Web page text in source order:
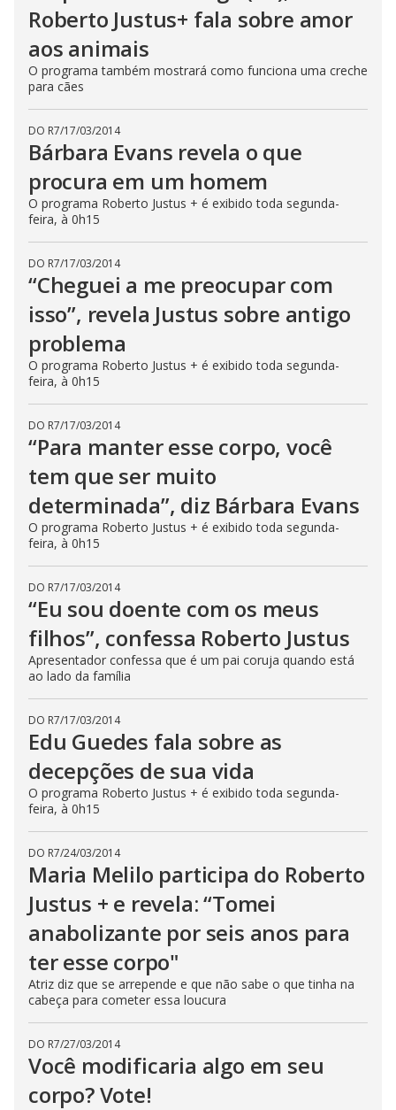
Roberto Justus+ fala sobre amor
aos animais
O programa também mostrará como funciona uma creche
para cães
DO R7/17/03/2014
Bárbara Evans revela o que
procura em um homem
O programa Roberto Justus + é exibido toda segunda-
feira, à 0h15
DO R7/17/03/2014
“Cheguei a me preocupar com
isso”, revela Justus sobre antigo
problema
O programa Roberto Justus + é exibido toda segunda-
feira, à 0h15
DO R7/17/03/2014
“Para manter esse corpo, você
tem que ser muito
determinada”, diz Bárbara Evans
O programa Roberto Justus + é exibido toda segunda-
feira, à 0h15
DO R7/17/03/2014
“Eu sou doente com os meus
filhos”, confessa Roberto Justus
Apresentador confessa que é um pai coruja quando está
ao lado da família
DO R7/17/03/2014
Edu Guedes fala sobre as
decepções de sua vida
O programa Roberto Justus + é exibido toda segunda-
feira, à 0h15
DO R7/24/03/2014
Maria Melilo participa do Roberto
Justus + e revela: “Tomei
anabolizante por seis anos para
ter esse corpo"
Atriz diz que se arrepende e que não sabe o que tinha na
cabeça para cometer essa loucura
DO R7/27/03/2014
Você modificaria algo em seu
corpo? Vote!